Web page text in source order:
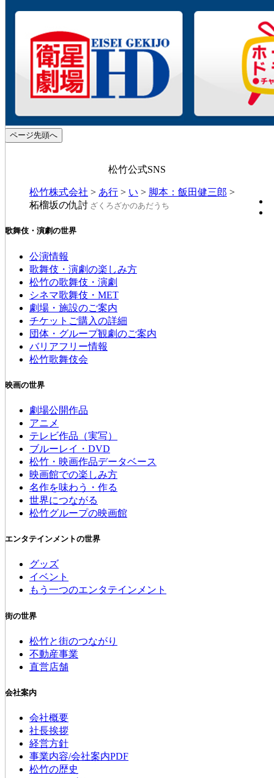
ページ先頭へ
松竹公式SNS
松竹株式会社 > あ行 > い > 脚本：飯田健三郎 >
柘榴坂の仇討 ざくろざかのあだうち
歌舞伎・演劇の世界
公演情報
歌舞伎・演劇の楽しみ方
松竹の歌舞伎・演劇
シネマ歌舞伎・MET
劇場・施設のご案内
チケットご購入の詳細
団体・グループ観劇のご案内
バリアフリー情報
松竹歌舞伎会
映画の世界
劇場公開作品
アニメ
テレビ作品（実写）
ブルーレイ・DVD
松竹・映画作品データベース
映画館での楽しみ方
名作を味わう・作る
世界につながる
松竹グループの映画館
エンタテインメントの世界
グッズ
イベント
もう一つのエンタテインメント
街の世界
松竹と街のつながり
不動産事業
直営店舗
会社案内
会社概要
社長挨拶
経営方針
事業内容/会社案内PDF
松竹の歴史